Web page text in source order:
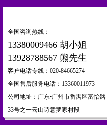
全国咨询热线：
13380009466 胡小姐
13928788567 熊先生
客户电话专线：020-84665274
全国售后服务电话：13360011973
公司地址：广东•广州市番禺区富怡路
33号之一云山诗意罗家村段